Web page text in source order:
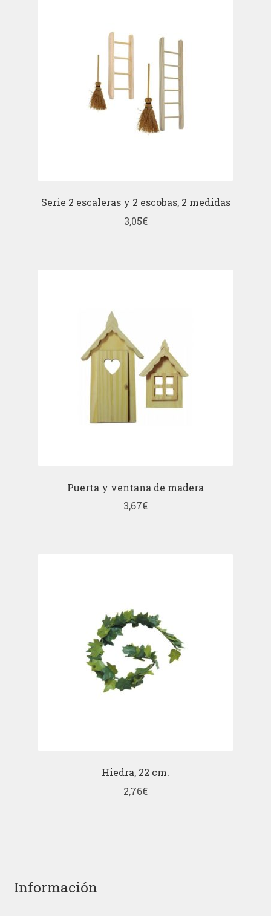
Serie 2 escaleras y 2 escobas, 2 medidas
3,05€
Puerta y ventana de madera
3,67€
Hiedra, 22 cm.
2,76€
Información